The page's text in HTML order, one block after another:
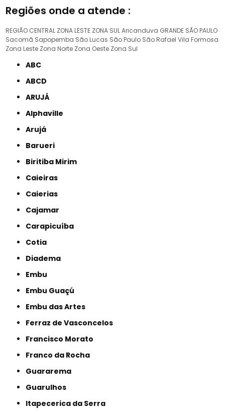
Regiões onde a atende :
REGIÃO CENTRAL ZONA LESTE ZONA SULAricanduva GRANDE SÃO PAULO
Sacomã Sapopemba São Lucas São Paulo São Rafael Vila Formosa
Zona Leste Zona Norte Zona Oeste Zona Sul
ABC
ABCD
ARUJÁ
Alphaville
Arujá
Barueri
Biritiba Mirim
Caieiras
Caierias
Cajamar
Carapicuíba
Cotia
Diadema
Embu
Embu Guaçú
Embu das Artes
Ferraz de Vasconcelos
Francisco Morato
Franco da Rocha
Guararema
Guarulhos
Itapecerica da Serra